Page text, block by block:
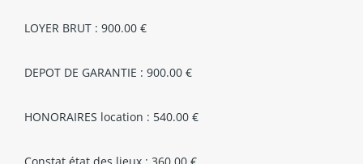
LOYER BRUT : 900.00 €
DEPOT DE GARANTIE : 900.00 €
HONORAIRES location : 540.00 €